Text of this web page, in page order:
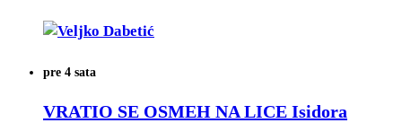
pre 4 sata
VRATIO SE OSMEH NA LICE Isidora